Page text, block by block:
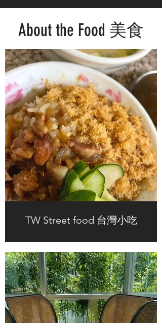
About the Food 美食
TW Street food 台灣小吃